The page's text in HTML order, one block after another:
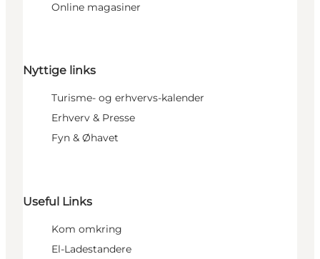
Online magasiner
Nyttige links
Turisme- og erhvervs-kalender
Erhverv & Presse
Fyn & Øhavet
Useful Links
Kom omkring
El-Ladestandere